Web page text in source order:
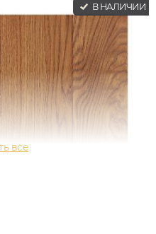
В НАЛИЧИИ